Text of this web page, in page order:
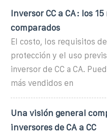
Inversor CC a CA: los
comparados
El costo, los requisitos
protección y el uso
inversor de CC a CA.
más vendidos en
Una visión general
inversores de CA a CC